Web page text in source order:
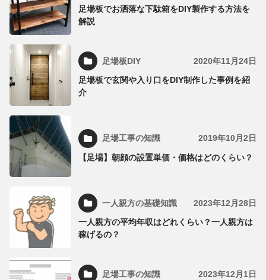
足場板でお洒落な下駄箱をDIY製作する方法を
解説
足場板DIY 2020年11月24日
足場板で玄関や入り口をDIY制作した事例を紹
介
足場工事の知識 2019年10月2日
【足場】朝顔の設置単価・価格はどのくらい？
一人親方の基礎知識 2023年12月28日
一人親方の平均年収はどれくらい？一人親方は
稼げるの？
足場工事の知識 2023年12月1日